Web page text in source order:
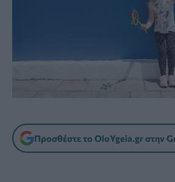
Προσθέστε το OloYgeia.gr στην